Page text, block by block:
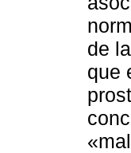
de
que